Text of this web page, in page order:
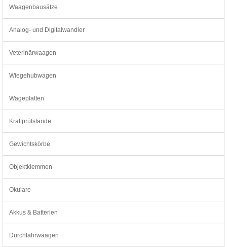
Waagenbausätze
Analog- und Digitalwandler
Veterinärwaagen
Wiegehubwagen
Wägeplatten
Kraftprüfstände
Gewichtskörbe
Objektklemmen
Okulare
Akkus & Batterien
Durchfahrwaagen